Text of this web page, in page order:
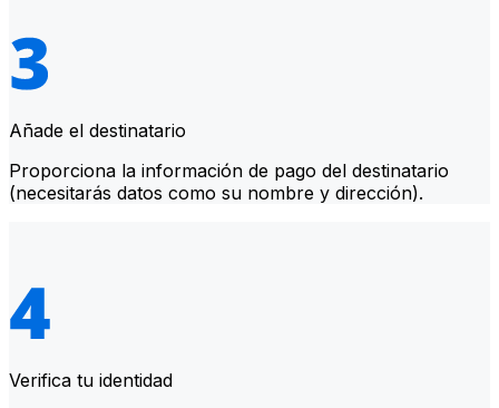
Añade el destinatario
Proporciona la información de pago del destinatario
(necesitarás datos como su nombre y dirección).
Verifica tu identidad